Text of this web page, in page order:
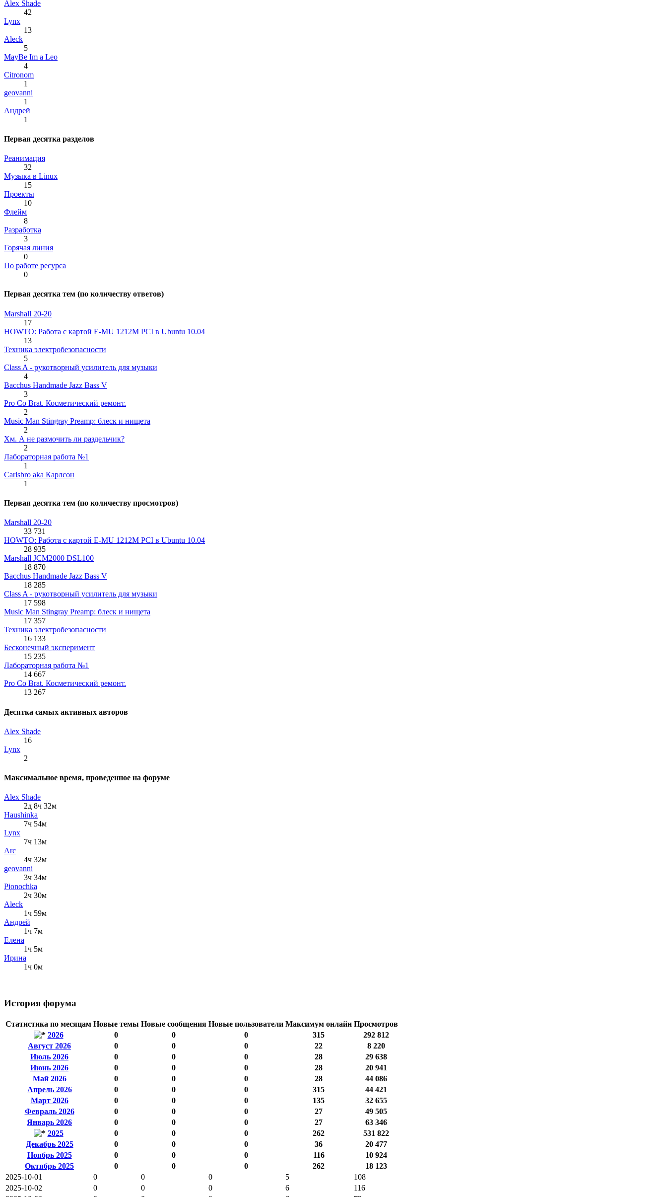
Alex Shade
42
Lynx
13
Aleck
5
MayBe Im a Leo
4
Citronom
1
geovanni
1
Андрей
1
Первая десятка разделов
Реанимация
32
Музыка в Linux
15
Проекты
10
Флейм
8
Разработка
3
Горячая линия
0
По работе ресурса
0
Первая десятка тем (по количеству ответов)
Marshall 20-20
17
HOWTO: Работа с картой E-MU 1212M PCI в Ubuntu 10.04
13
Техника электробезопасности
5
Class A - рукотворный усилитель для музыки
4
Bacchus Handmade Jazz Bass V
3
Pro Co Brat. Косметический ремонт.
2
Music Man Stingray Preamp: блеск и нищета
2
Хм. А не размочить ли раздельчик?
2
Лабораторная работа №1
1
Carlsbro aka Карлсон
1
Первая десятка тем (по количеству просмотров)
Marshall 20-20
33 731
HOWTO: Работа с картой E-MU 1212M PCI в Ubuntu 10.04
28 935
Marshall JCM2000 DSL100
18 870
Bacchus Handmade Jazz Bass V
18 285
Class A - рукотворный усилитель для музыки
17 598
Music Man Stingray Preamp: блеск и нищета
17 357
Техника электробезопасности
16 133
Бесконечный эксперимент
15 235
Лабораторная работа №1
14 667
Pro Co Brat. Косметический ремонт.
13 267
Десятка самых активных авторов
Alex Shade
16
Lynx
2
Максимальное время, проведенное на форуме
Alex Shade
2д 8ч 32м
Haushinka
7ч 54м
Lynx
7ч 13м
Arc
4ч 32м
geovanni
3ч 34м
Pionochka
2ч 30м
Aleck
1ч 59м
Андрей
1ч 7м
Елена
1ч 5м
Ирина
1ч 0м
История форума
Статистика по месяцам Новые темы Новые сообщения Новые пользователи Максимум онлайн Просмотров
2026
0 0 0 315
292 812
Август 2026
0 0 0 22
8 220
Июль 2026
0 0 0 28
29 638
Июнь 2026
0 0 0 28
20 941
Май 2026
0 0 0 28
44 086
Апрель 2026
0 0 0 315
44 421
Март 2026
0 0 0 135
32 655
Февраль 2026
0 0 0 27
49 505
Январь 2026
0 0 0 27
63 346
2025
0 0 0 262
531 822
Декабрь 2025
0 0 0 36
20 477
Ноябрь 2025
0 0 0 116
10 924
Октябрь 2025
0 0 0 262
18 123
2025-10-01
0 0 0 5
108
2025-10-02
0 0 0 6
116